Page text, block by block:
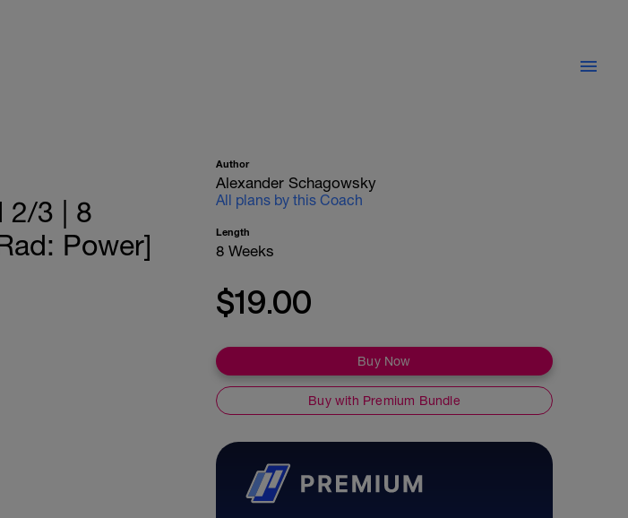
2/3 | 8
Power]
Author
Alexander Schagowsky
All plans by this Coach
Length
8 Weeks
$19.00
Buy Now
Buy with Premium Bundle